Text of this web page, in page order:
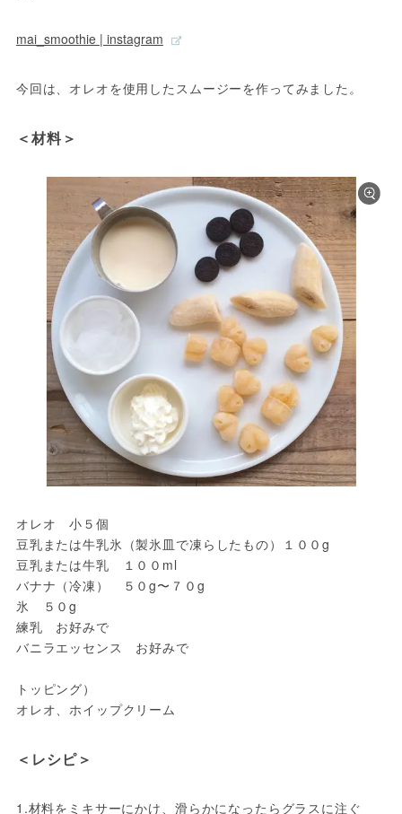
mai_smoothie | instagram
オレオ　小５個
豆乳または牛乳氷（製氷皿で凍らしたもの）１００g
豆乳または牛乳　１００ml
バナナ（冷凍）　５０g〜７０g
氷　５０g
練乳　お好みで
バニラエッセンス　お好みで
トッピング）
オレオ、ホイップクリーム